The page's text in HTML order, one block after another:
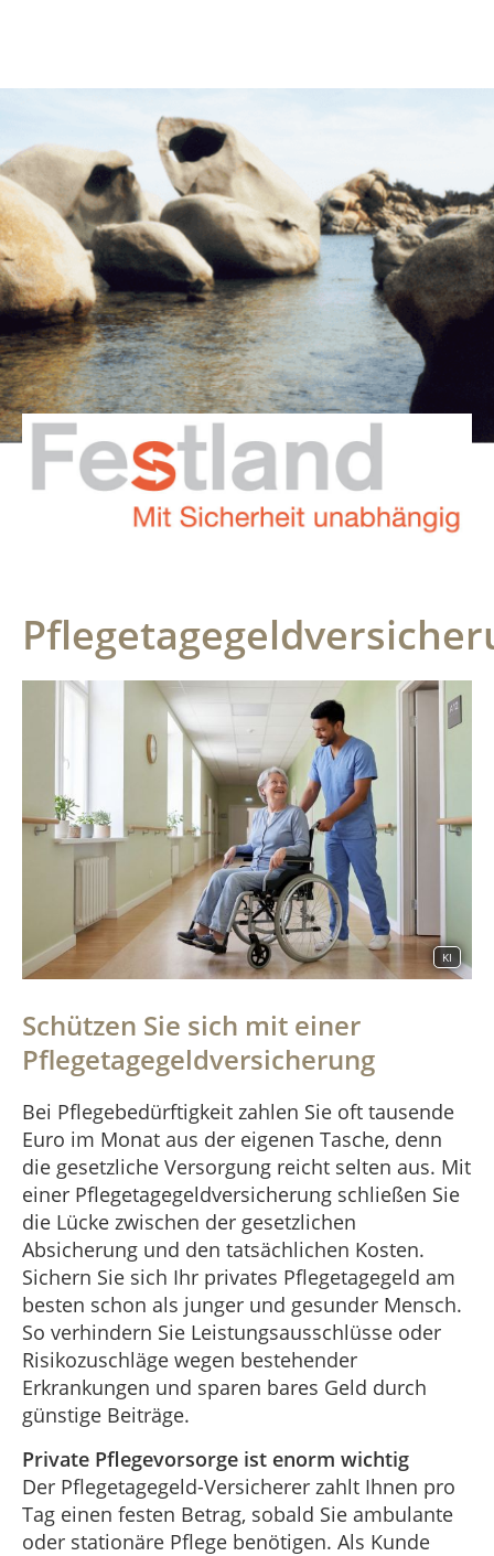
KI
Schützen Sie sich mit einer
Pflegetagegeldversicherung
Bei Pflegebedürftigkeit zahlen Sie oft tausende
Euro im Monat aus der eigenen Tasche, denn
die gesetzliche Versorgung reicht selten aus. Mit
einer Pflegetagegeldversicherung schließen Sie
die Lücke zwischen der gesetzlichen
Absicherung und den tatsächlichen Kosten.
Sichern Sie sich Ihr privates Pflegetagegeld am
besten schon als junger und gesunder Mensch.
So verhindern Sie Leistungsausschlüsse oder
Risikozuschläge wegen bestehender
Erkrankungen und sparen bares Geld durch
günstige Beiträge.
Private Pflegevorsorge ist enorm wichtig
Der Pflegetagegeld-Versicherer zahlt Ihnen pro
Tag einen festen Betrag, sobald Sie ambulante
oder stationäre Pflege benötigen. Als Kunde